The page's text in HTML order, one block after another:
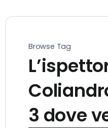
Browse Tag
3 dove